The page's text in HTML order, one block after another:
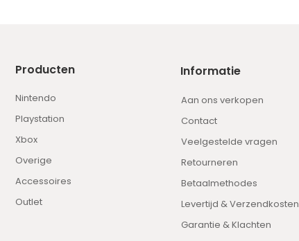
Producten
Nintendo
Playstation
Xbox
Overige
Accessoires
Outlet
Informatie
Aan ons verkopen
Contact
Veelgestelde vragen
Retourneren
Betaalmethodes
Levertijd & Verzendkosten
Garantie & Klachten